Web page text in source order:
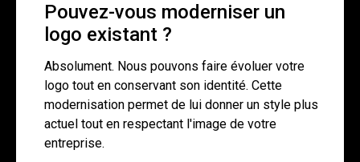
Pouvez-vous moderniser un
logo existant ?
Absolument. Nous pouvons faire évoluer votre
logo tout en conservant son identité. Cette
modernisation permet de lui donner un style plus
actuel tout en respectant l'image de votre
entreprise.